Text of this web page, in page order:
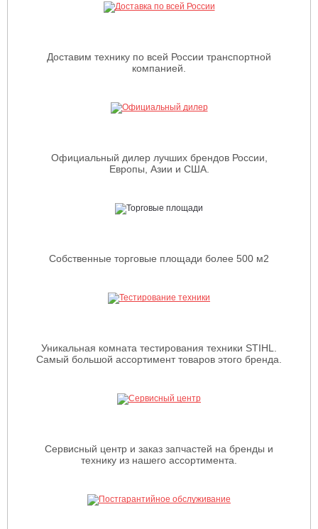
Доставим технику по всей России транспортной
компанией.
Официальный дилер лучших брендов России,
Европы, Азии и США.
Собственные торговые площади более 500 м2
Уникальная комната тестирования техники STIHL.
Самый большой ассортимент товаров этого бренда.
Сервисный центр и заказ запчастей на бренды и
технику из нашего ассортимента.